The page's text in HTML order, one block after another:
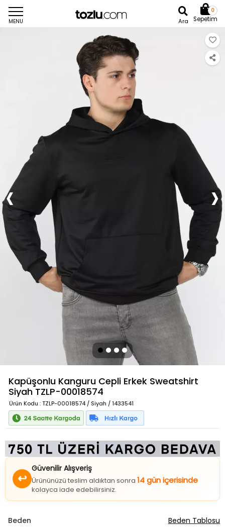
MENU Ara
0
Sepetim
Kapüşonlu Kanguru Cepli Erkek Sweatshirt
Siyah TZLP-00018574
Ürün Kodu : TZLP-00018574 / Siyah / 1433541
↩
Güvenilir Alışveriş
Ürününüzü teslim aldıktan sonra 14 gün içerisinde
kolayca iade edebilirsiniz.
Beden Beden Tablosu